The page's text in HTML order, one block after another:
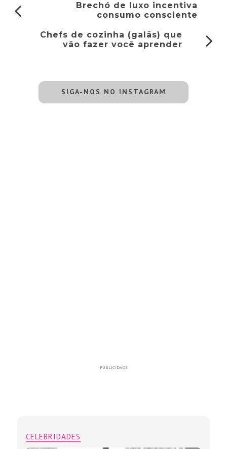
Brechó de luxo incentiva
consumo consciente
Chefs de cozinha (galãs) que
vão fazer você aprender
SIGA-NOS NO INSTAGRAM
PUBLICIDADE
CELEBRIDADES